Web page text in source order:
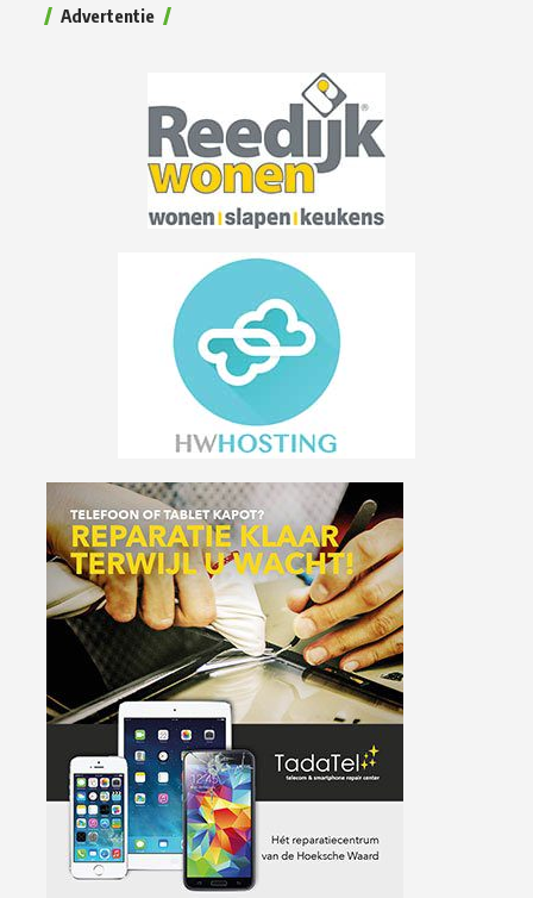
Advertentie